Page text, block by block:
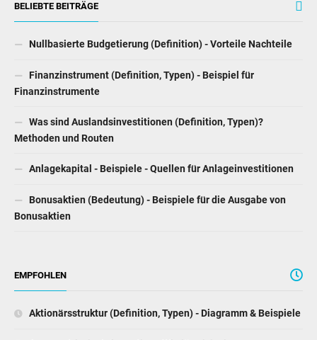
BELIEBTE BEITRÄGE
Nullbasierte Budgetierung (Definition) - Vorteile Nachteile
Finanzinstrument (Definition, Typen) - Beispiel für
Finanzinstrumente
Was sind Auslandsinvestitionen (Definition, Typen)?
Methoden und Routen
Anlagekapital - Beispiele - Quellen für Anlageinvestitionen
Bonusaktien (Bedeutung) - Beispiele für die Ausgabe von
Bonusaktien
EMPFOHLEN
Aktionärsstruktur (Definition, Typen) - Diagramm & Beispiele